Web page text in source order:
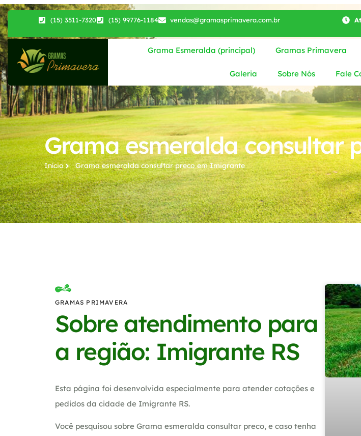
(15) 3511-7320 (15) 99776-1184 vendas@gramasprimavera.com.br
Grama Esmeralda (principal) Gramas Primavera
Galeria Sobre Nós Fale
Grama esmeralda consultar
Início Grama esmeralda consultar preco​ em Imigrante
GRAMAS PRIMAVERA
Sobre atendimento para
a região: Imigrante RS
Esta página foi desenvolvida especialmente para atender cotações e
pedidos da cidade de Imigrante RS.
Você pesquisou sobre Grama esmeralda consultar preco, e caso tenha